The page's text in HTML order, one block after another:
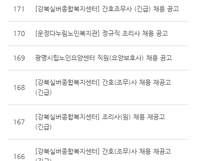
171 [강북실버종합복지센터] 간호조무사 (긴급) 채용 공고
170 [운정다누림노인복지관] 정규직 조리사 채용 공고
169 광명시립노인요양센터 직원(요양보호사) 채용 공고
168
[강북실버종합복지센터] 간호(조무)사 채용 재공고
(긴급)
167
[강북실버종합복지센터] 조리사(원) 채용 재공고
(긴급)
166
[강북실버종합복지센터] 간호(조무)사 채용 재공고